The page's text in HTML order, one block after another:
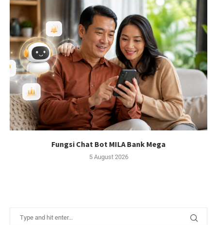
Fungsi Chat Bot MILA Bank Mega
5 August 2026